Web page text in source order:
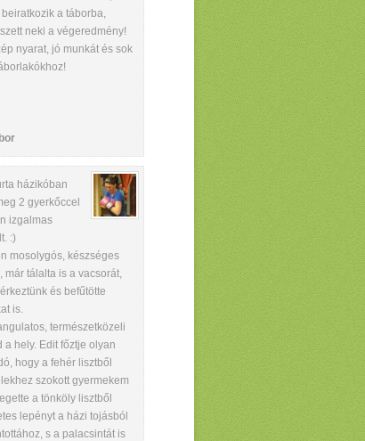
a táborba,
neki a végeredmény!
nyarat, jó munkát és sok
házikóban
2 gyerkőccel
izgalmas
:)
mosolygós, készséges
már tálalta is a vacsorát,
és befűtötte
is.
természetközeli
a hely. Edit főztje olyan
hogy a fehér lisztből
szokott gyermekem
a tönköly lisztből
lepényt a házi tojásból
s a palacsintát is